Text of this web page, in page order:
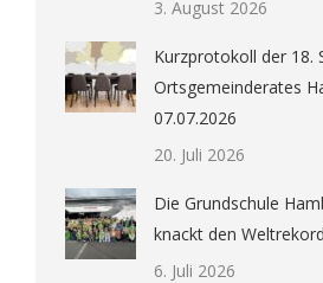
3. August 2026
Kurzprotokoll der 18.
Ortsgemeinderates
07.07.2026
20. Juli 2026
Die Grundschule
knackt den
6. Juli 2026